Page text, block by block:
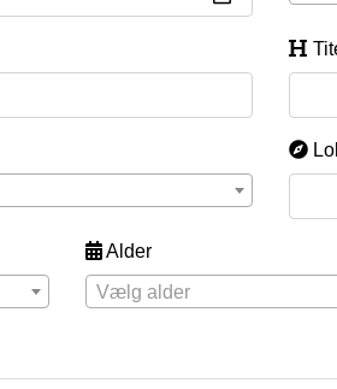
Alder
Vælg alder